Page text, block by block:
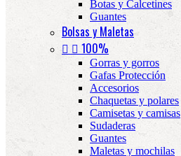
Botas y Calcetines
Guantes
Bolsas y Maletas
  100%
Gorras y gorros
Gafas Protección
Accesorios
Chaquetas y polares
Camisetas y camisas
Sudaderas
Guantes
Maletas y mochilas